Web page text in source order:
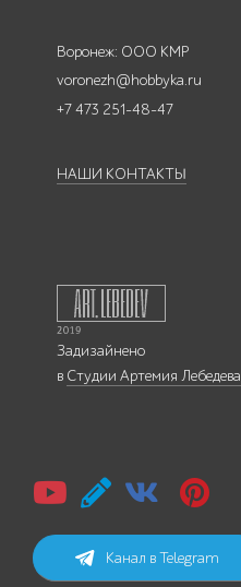
Воронеж: ООО КМР
voronezh@hobbyka.ru
+7 473 251-48-47
НАШИ КОНТАКТЫ
Задизайнено
в Студии Артемия Лебедева
Канал в Telegram